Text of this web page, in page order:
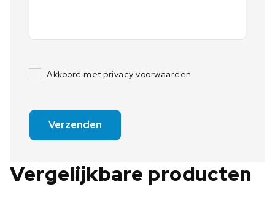
Akkoord met privacy voorwaarden
Verzenden
Vergelijkbare producten